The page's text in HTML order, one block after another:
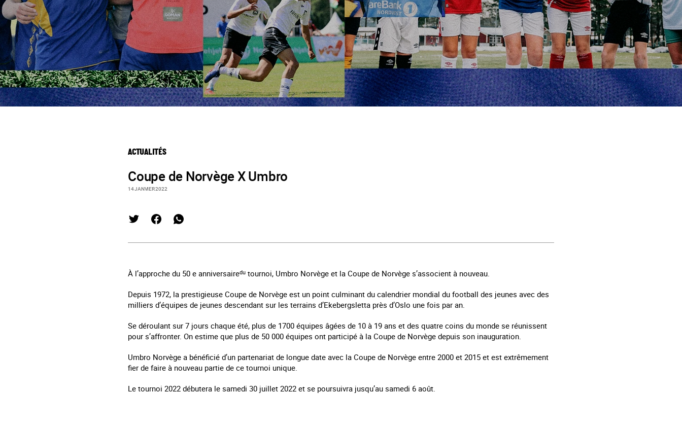
ACTUALITÉS
Coupe de Norvège X Umbro
14 JANVIER 2022
À l’approche du 50 e anniversairedu tournoi, Umbro Norvège et la Coupe de Norvège s’associent à nouveau.
Depuis 1972, la prestigieuse Coupe de Norvège est un point culminant du calendrier mondial du football des jeunes avec des
milliers d’équipes de jeunes descendant sur les terrains d’Ekebergsletta près d’Oslo une fois par an.
Se déroulant sur 7 jours chaque été, plus de 1700 équipes âgées de 10 à 19 ans et des quatre coins du monde se réunissent
pour s’affronter. On estime que plus de 50 000 équipes ont participé à la Coupe de Norvège depuis son inauguration.
Umbro Norvège a bénéficié d’un partenariat de longue date avec la Coupe de Norvège entre 2000 et 2015 et est extrêmement
fier de faire à nouveau partie de ce tournoi unique.
Le tournoi 2022 débutera le samedi 30 juillet 2022 et se poursuivra jusqu’au samedi 6 août.